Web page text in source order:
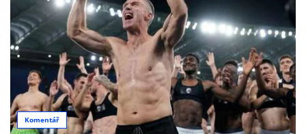
Komentář